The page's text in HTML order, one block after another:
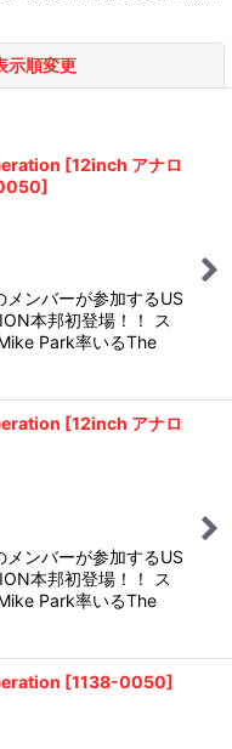
示順変更
[12inch アナロ
]
メンバーが参加するUS
本邦初登場！！ ス
Park率いるThe
[12inch アナロ
メンバーが参加するUS
本邦初登場！！ ス
Park率いるThe
[1138-0050]